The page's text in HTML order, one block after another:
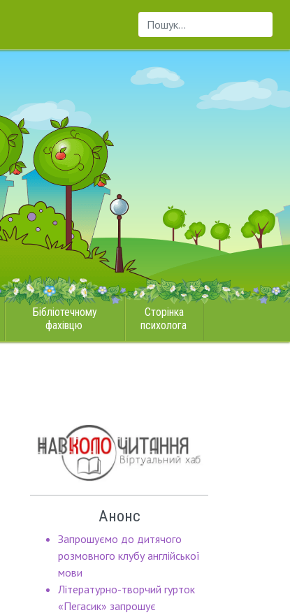
Пошук...
Бібліотечному
фахівцю
Сторінка
психолога
Анонс
Запрошуємо до дитячого
розмовного клубу англійської
мови
Літературно-творчий гурток
«Пегасик» запрошує